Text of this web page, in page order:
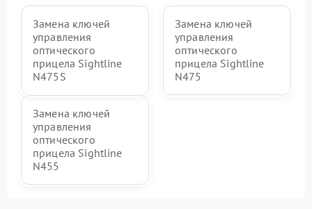
Замена ключей
управления
оптического
прицела Sightline
N475S
Замена ключей
управления
оптического
прицела Sightline
N475
Замена ключей
управления
оптического
прицела Sightline
N455